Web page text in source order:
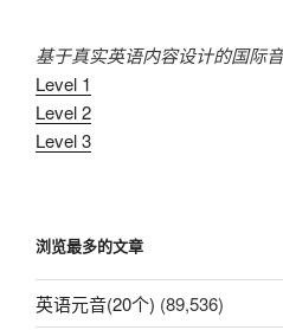
语
基于真实英语内容设计的国际
Level 1
Level 2
Level 3
浏览最多的文章
英语元音(20个) (89,536)